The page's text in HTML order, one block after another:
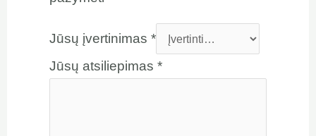
Jūsų įvertinimas *
Jūsų atsiliepimas *